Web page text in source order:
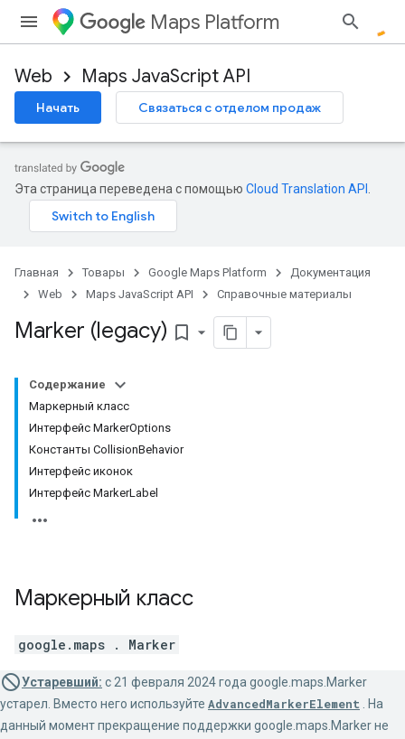
Maps Platform
Web Maps JavaScript API
Начать Связаться с отделом продаж
Эта страница переведена с помощью Cloud Translation API
Главная Товары Google Maps Platform
Документация
Web
Maps JavaScript API Справочные материалы
Marker (legacy) bookmark_border
Содержание
Маркерный класс
Интерфейс MarkerOptions
Константы CollisionBehavior
Интерфейс иконок
Интерфейс MarkerLabel
Маркерный класс
google.maps . Marker
Устаревший: с 21 февраля 2024 года google.maps.Marker
устарел. Вместо него используйте AdvancedMarkerElement . На
данный момент прекращение поддержки google.maps.Marker не